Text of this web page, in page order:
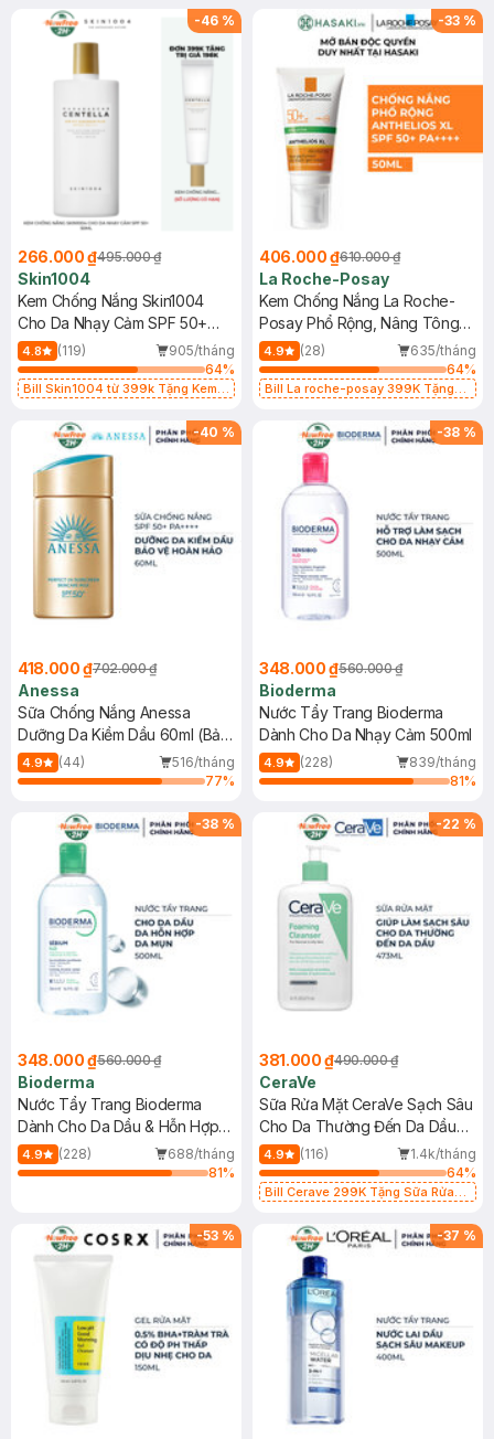
25ml (SL Có Hạn)
-46 %
266.000 ₫495.000 ₫
Skin1004
Kem Chống Nắng Skin1004
Cho Da Nhạy Cảm SPF 50+
50ml
4.8 (119)
905/tháng
64%
Bill Skin1004 từ 399k Tặng Kem
SPF 50+ 20ml (SL Có Hạn)
-33 %
406.000 ₫610.000 ₫
La Roche-Posay
Kem Chống Nắng La Roche-
Posay Phổ Rộng, Nâng Tông
Kiềm Dầu 50ml
4.9 (28)
635/tháng
64%
Bill La roche-posay 399K Tặng
(SL có hạn)
-40 %
418.000 ₫702.000 ₫
Anessa
Sữa Chống Nắng Anessa
Dưỡng Da Kiềm Dầu 60ml (Bản
Mới)
4.9 (44)
516/tháng
77%
-38 %
348.000 ₫560.000 ₫
Bioderma
Nước Tẩy Trang Bioderma
Dành Cho Da Nhạy Cảm 500ml
4.9 (228)
839/tháng
81%
-38 %
348.000 ₫560.000 ₫
Bioderma
Nước Tẩy Trang Bioderma
Dành Cho Da Dầu & Hỗn Hợp
500ml
4.9 (228)
688/tháng
81%
-22 %
381.000 ₫490.000 ₫
CeraVe
Sữa Rửa Mặt CeraVe Sạch Sâu
Cho Da Thường Đến Da Dầu
473ml
4.9 (116)
1.4k/tháng
64%
Bill Cerave 299K Tặng Sữa Rửa
-53 % -37 %